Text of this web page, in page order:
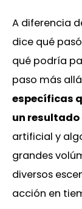
A diferencia
dice qué
qué podría
paso más
específicas
un
artificial y
grandes
diversos
acción en